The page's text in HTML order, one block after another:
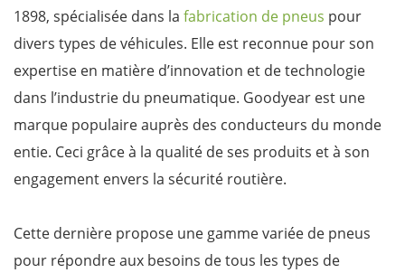
1898, spécialisée dans la fabrication de pneus pour
divers types de véhicules. Elle est reconnue pour son
expertise en matière d’innovation et de technologie
dans l’industrie du pneumatique. Goodyear est une
marque populaire auprès des conducteurs du monde
entie. Ceci grâce à la qualité de ses produits et à son
engagement envers la sécurité routière.
Cette dernière propose une gamme variée de pneus
pour répondre aux besoins de tous les types de